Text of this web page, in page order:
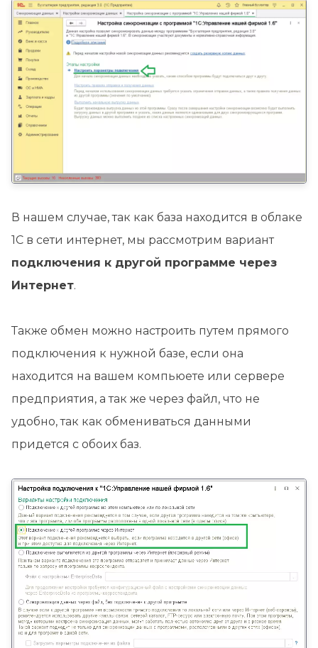
В нашем случае, так как база находится в облаке
1С в сети интернет, мы рассмотрим вариант
подключения к другой программе через
Интернет.
Также обмен можно настроить путем прямого
подключения к нужной базе, если она
находится на вашем компьюете или сервере
предприятия, а так же через файл, что не
удобно, так как обмениваться данными
придется с обоих баз.